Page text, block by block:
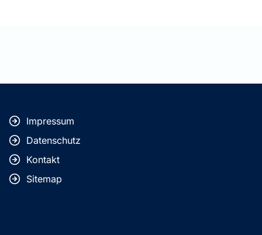
Impressum
Datenschutz
Kontakt
Sitemap